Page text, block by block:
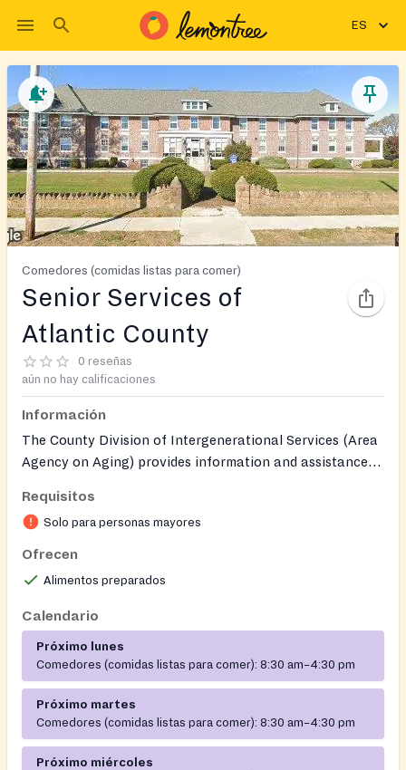
ES
Comedores (comidas listas para comer)
Senior Services of
Atlantic County
0 reseñas
aún no hay calificaciones
Información
The County Division of Intergenerational Services (Area
Agency on Aging) provides information and assistance
such as senior nutrition, transportation, Medicare
counseling, caregiver support, dental referrals, and
home-repair assistance. Some services, including home-
Requisitos
Solo para personas mayores
Ofrecen
Alimentos preparados
Calendario
Próximo lunes
Comedores (comidas listas para comer): 8:30 am–4:30 pm
Próximo martes
Comedores (comidas listas para comer): 8:30 am–4:30 pm
Próximo miércoles